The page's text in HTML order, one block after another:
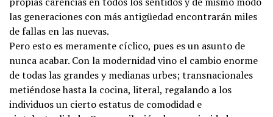
las generaciones con más antigüedad encontrarán miles
de fallas en las nuevas.
Pero esto es meramente cíclico, pues es un asunto de
nunca acabar. Con la modernidad vino el cambio enorme
de todas las grandes y medianas urbes; transnacionales
metiéndose hasta la cocina, literal, regalando a los
individuos un cierto estatus de comodidad e